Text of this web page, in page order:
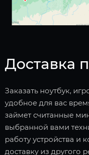
Доставка
Заказать ноутбук,
удобное для вас
займет считанные
выбранной вами
работу устройства и
доставку из другого